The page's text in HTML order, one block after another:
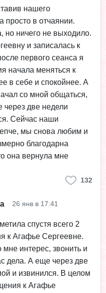
нашего
просто в отчаянии.
но ничего не выходило.
и записалась к
первого сеанса я
начала меняться к
в себе и спокойнее. А
со мной общаться,
две недели
Сейчас наши
мы снова любим и
благодарна
она вернула мне
132
26 янв в 17:41
спустя всего 2
к Агафье Сергеевне.
интерес, звонить и
дела. А еще через две
и извинился. В целом
к Агафье